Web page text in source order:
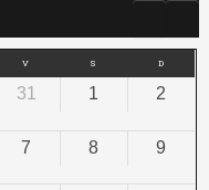
V S D
31 1 2
7 8 9